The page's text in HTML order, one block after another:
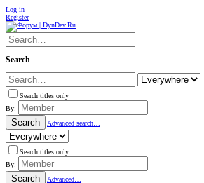
Log in
Register
Search
Search titles only
By:
Search Advanced search…
Search titles only
By:
Search Advanced…